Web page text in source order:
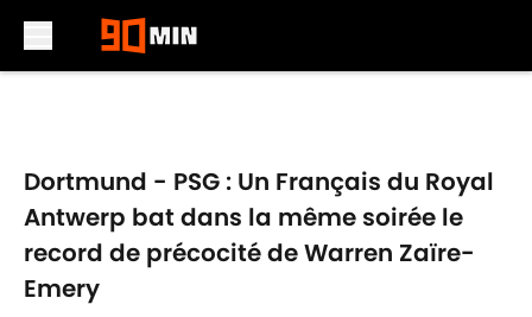
Dortmund - PSG : Un Français du Royal
Antwerp bat dans la même soirée le
record de précocité de Warren Zaïre-
Emery